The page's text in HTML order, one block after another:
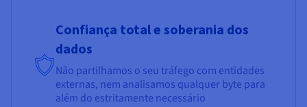
Confiança total e soberania dos
dados
Não partilhamos o seu tráfego com entidades
externas, nem analisamos qualquer byte para
além do estritamente necessário